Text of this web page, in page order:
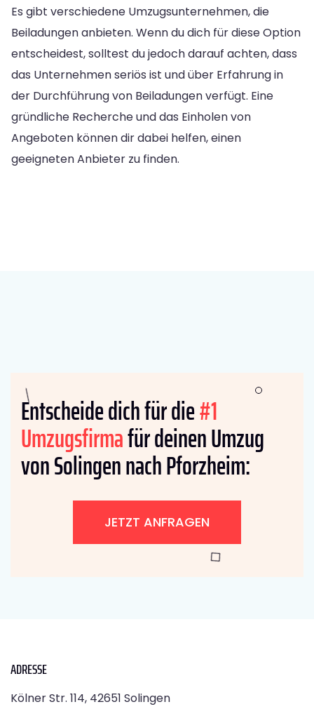
Es gibt verschiedene Umzugsunternehmen, die
Beiladungen anbieten. Wenn du dich für diese Option
entscheidest, solltest du jedoch darauf achten, dass
das Unternehmen seriös ist und über Erfahrung in
der Durchführung von Beiladungen verfügt. Eine
gründliche Recherche und das Einholen von
Angeboten können dir dabei helfen, einen
geeigneten Anbieter zu finden.
Entscheide dich für die#1
Umzugsfirmafür deinen Umzug
von Solingen nach Pforzheim:
JETZT ANFRAGEN
ADRESSE
Kölner Str. 114, 42651 Solingen